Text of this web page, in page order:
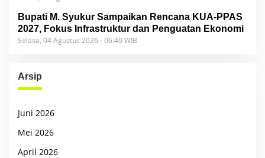
Bupati M. Syukur Sampaikan Rencana KUA-PPAS
2027, Fokus Infrastruktur dan Penguatan Ekonomi
Selasa, 04 Agustus 2026 - 06:40 WIB
Arsip
Juni 2026
Mei 2026
April 2026